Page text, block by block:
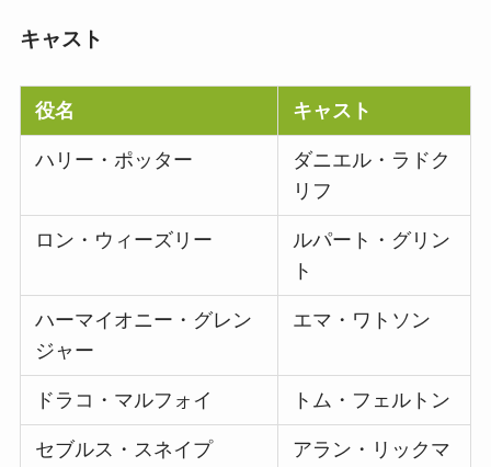
キャスト
役名 キャスト
ハリー・ポッター
ダニエル・ラドク
リフ
ロン・ウィーズリー
ルパート・グリン
ト
ハーマイオニー・グレン
ジャー
エマ・ワトソン
ドラコ・マルフォイ トム・フェルトン
セブルス・スネイプ
アラン・リックマ